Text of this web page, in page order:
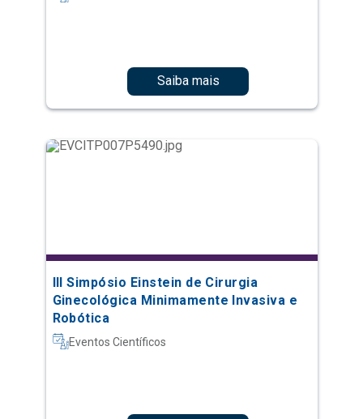
Saiba mais
III Simpósio Einstein de Cirurgia
Ginecológica Minimamente Invasiva e
Robótica
Eventos Científicos